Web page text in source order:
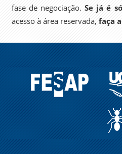
fase de negociação.Se já é
acesso à área reservada, faça
FESAP